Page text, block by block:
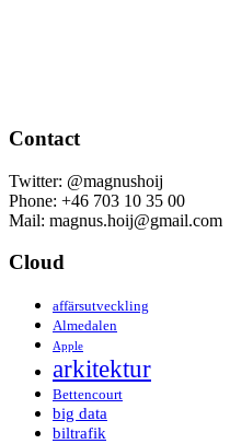
Contact
Twitter: @magnushoij
Phone: +46 703 10 35 00
Mail: magnus.hoij@gmail.com
Cloud
affärsutveckling
Almedalen
Apple
arkitektur
Bettencourt
big data
biltrafik